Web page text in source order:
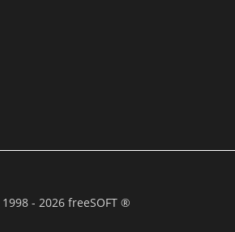
- 2026 freeSOFT ®